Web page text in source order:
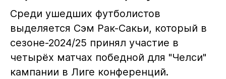
Среди ушедших футболистов
выделяется Сэм Рак-Сакьи, который в
сезоне-2024/25 принял участие в
четырёх матчах победной для "Челси"
кампании в Лиге конференций.